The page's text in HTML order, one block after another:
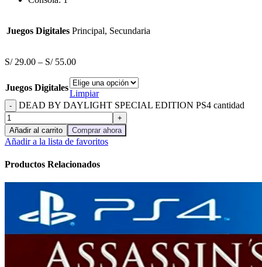
Juegos Digitales Principal, Secundaria
S/29.00 – S/55.00
Juegos Digitales
Limpiar
DEAD BY DAYLIGHT SPECIAL EDITION PS4 cantidad
Añadir al carrito Comprar ahora
Añadir a la lista de favoritos
Productos Relacionados